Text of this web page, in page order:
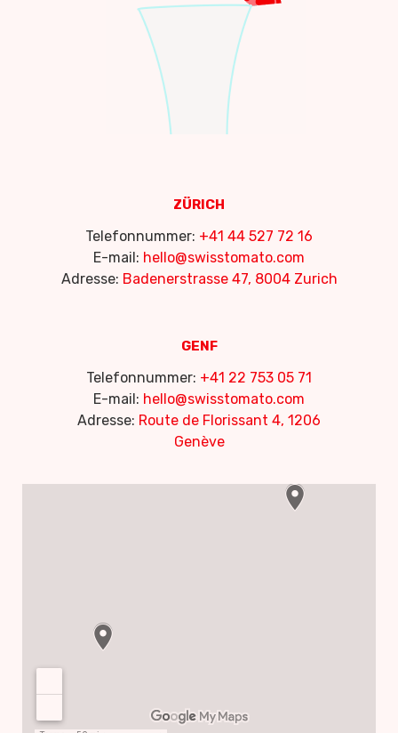
ZÜRICH
Telefonnummer: +41 44 527 72 16
E-mail: hello@swisstomato.com
Adresse: Badenerstrasse 47, 8004 Zurich
GENF
Telefonnummer: +41 22 753 05 71
E-mail: hello@swisstomato.com
Adresse: Route de Florissant 4, 1206
Genève